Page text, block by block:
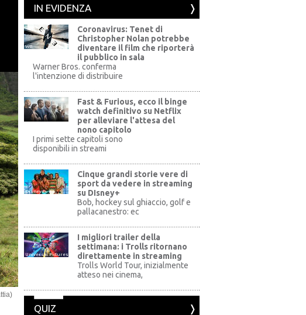
IN EVIDENZA
WB
Coronavirus: Tenet di
Christopher Nolan potrebbe
diventare il film che riporterà
il pubblico in sala
Warner Bros. conferma
l'intenzione di distribuire
Fast & Furious, ecco il binge
watch definitivo su Netflix
per alleviare l'attesa del
nono capitolo
I primi sette capitoli sono
disponibili in streami
Disney+
Cinque grandi storie vere di
sport da vedere in streaming
su DIsney+
Bob, hockey sul ghiaccio, golf e
pallacanestro: ec
Universal Pictures
I migliori trailer della
settimana: i Trolls ritornano
direttamente in streaming
Trolls World Tour, inizialmente
atteso nei cinema,
QUIZ